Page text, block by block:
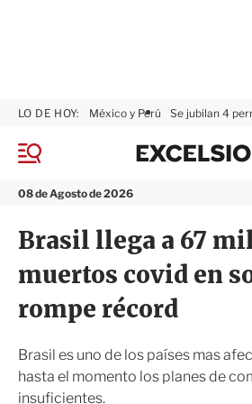
M
n
08 de Agosto de 2026
LO DE HOY: México y Perú Se jubilan 4
Brasil llega a 67
muertos covid en
rompe récord
Brasil es uno de los países mas
hasta el momento los planes de
insuficientes.